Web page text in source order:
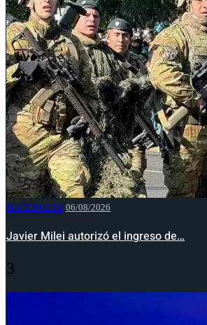
NACIONALES 06/08/2026
Javier Milei autorizó el ingreso de…
3